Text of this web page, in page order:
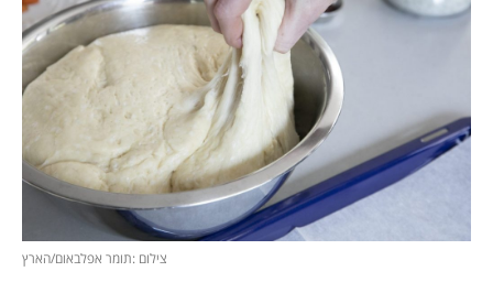
צילום :תומר אפלבאום/הארץ